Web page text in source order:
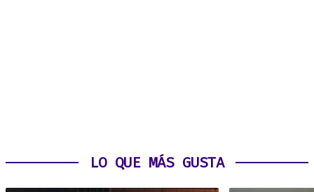
LO QUE MÁS GUSTA